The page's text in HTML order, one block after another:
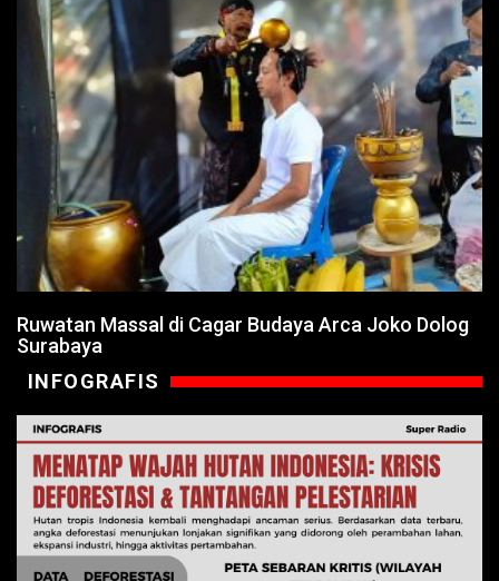
Ruwatan Massal di Cagar Budaya Arca Joko Dolog
Surabaya
INFOGRAFIS